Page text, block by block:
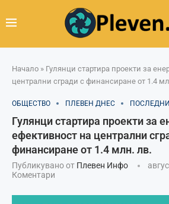
Начало » Гулянци стартира проекти за
централни сгради с финансиране от 1.4
ОБЩЕСТВО ПЛЕВЕН ДНЕС
Гулянци стартира проекти за
ефективност на централни
финансиране от 1.4 млн. лв.
Публикувано от Плевен Инфо
Коментари